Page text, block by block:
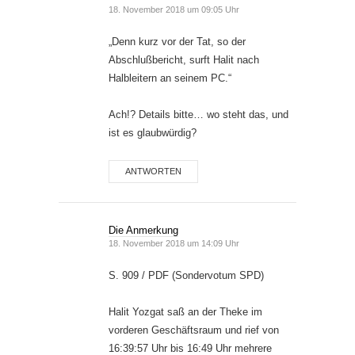
18. November 2018 um 09:05 Uhr
„Denn kurz vor der Tat, so der
Abschlußbericht, surft Halit nach
Halbleitern an seinem PC.“
Ach!? Details bitte… wo steht das, und
ist es glaubwürdig?
ANTWORTEN
Die Anmerkung
18. November 2018 um 14:09 Uhr
S. 909 / PDF (Sondervotum SPD)
Halit Yozgat saß an der Theke im
vorderen Geschäftsraum und rief von
16:39:57 Uhr bis 16:49 Uhr mehrere